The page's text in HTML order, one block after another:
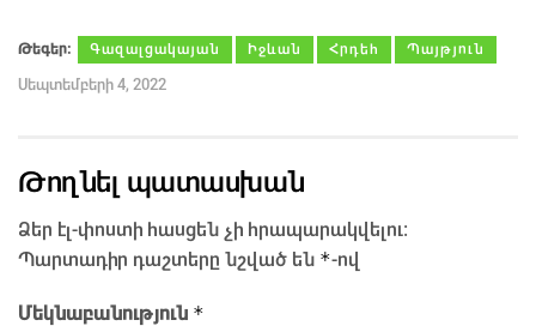
Թեգեր։ Գազալցակայան Իջևան Հրդեհ Պայթյուն
Սեպտեմբերի 4, 2022
Թողնել պատասխան
Ձեր էլ-փոստի հասցեն չի հրապարակվելու։
Պարտադիր դաշտերը նշված են *-ով
Մեկնաբանություն *